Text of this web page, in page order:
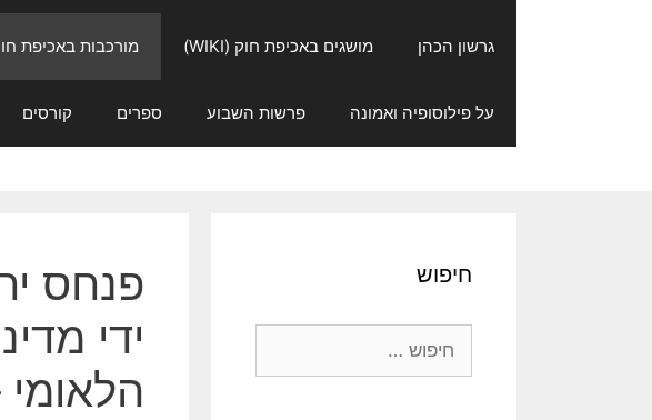
גרשון הכהן מושגים באכיפת חוק (WIKI) מורכבות באכיפת
על פילוסופיה ואמונה פרשות השבוע ספרים קורסים
פנחס
ידי
חיפוש